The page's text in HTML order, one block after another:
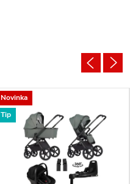
Novinka
Tip